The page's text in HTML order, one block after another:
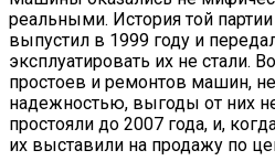
реальными. История той
выпустил в 1999 году и
эксплуатировать их не стали.
простоев и ремонтов машин,
надежностью, выгоды от них
простояли до 2007 года, и,
их выставили на продажу по